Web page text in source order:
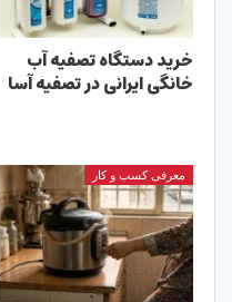
خرید دستگاه تصفیه آب
خانگی ایرانی در تصفیه آسا
معرفی کسب و کار